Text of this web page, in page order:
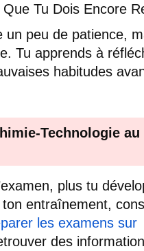
Tu Dois Encore
un peu de patience,
Tu apprends à
habitudes
Technologie au
plus tu
entraînement,
les examens sur
des